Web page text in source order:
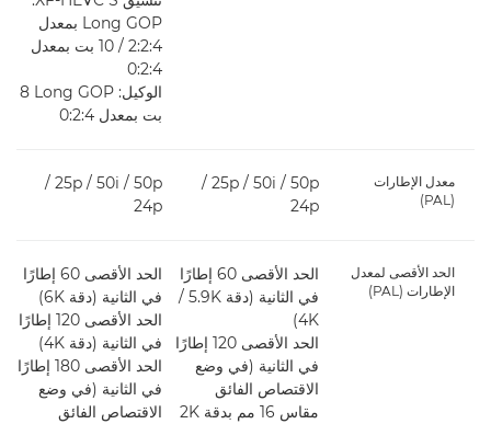
Long GOP بمعدل
4‏:2‏:2 / ‏10 بت بمعدل
4‏:2‏:0
الوكيل: Long GOP ‏8
بت بمعدل 4‏:2‏:0
معدل الإطارات
(PAL)
50p‏ / 50i‏ / 25p‏ /
24p
50p‏ / 50i‏ / 25p‏ /
24p
الحد الأقصى لمعدل
الإطارات (PAL)
الحد الأقصى 60 إطارًا
في الثانية (دقة 5.9K‏ /
4K)
الحد الأقصى 120 إطارًا
في الثانية (في وضع
الاقتصاص الفائق
مقاس 16 مم بدقة 2K
الحد الأقصى 60 إطارًا
في الثانية (دقة 6K)
الحد الأقصى 120 إطارًا
في الثانية (دقة 4K)
الحد الأقصى 180 إطارًا
في الثانية (في وضع
الاقتصاص الفائق